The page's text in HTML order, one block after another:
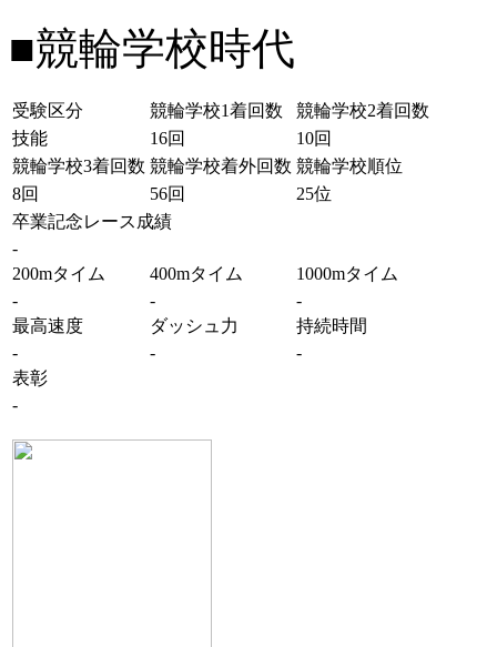
■競輪学校時代
受験区分 競輪学校1着回数
競輪学校2着回数
技能
16回
10回
競輪学校3着回数 競輪学校着外回数 競輪学校順位
8回
56回
25位
卒業記念レース成績
-
200mタイム
400mタイム
1000mタイム
-
-
-
最高速度
ダッシュ力
持続時間
-
-
-
表彰
-